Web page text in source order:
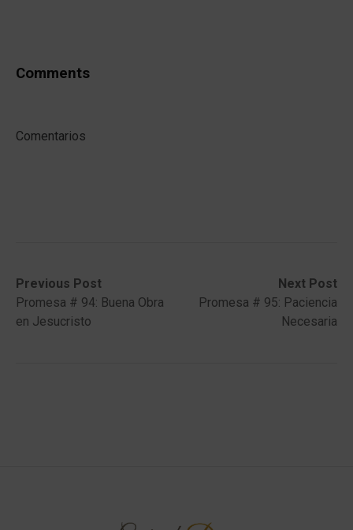
Comments
Comentarios
Post
navigation
Previous Post
Previous
post:Promesa # 94: Buena Obra
en Jesucristo
Next Post
Next
post:
Promesa # 95: Paciencia
Necesaria